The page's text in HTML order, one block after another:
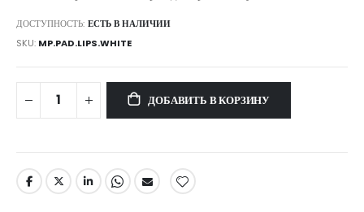
ДОСТУПНОСТЬ: ЕСТЬ В НАЛИЧИИ
SKU MP.PAD.LIPS.WHITE
ДОБАВИТЬ В КОРЗИНУ